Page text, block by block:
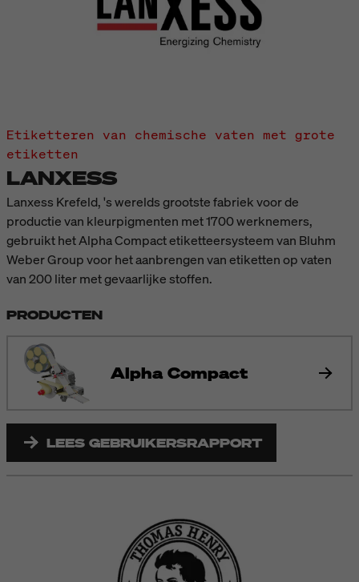
Etiketteren van chemische vaten met grote
etiketten
LANXESS
Lanxess Krefeld, 's werelds grootste fabriek voor de
productie van kleurpigmenten met 1700 werknemers,
gebruikt het Alpha Compact etiketteersysteem van Bluhm
Weber Group voor het aanbrengen van etiketten op vaten
van 200 liter met gevaarlijke stoffen.
PRODUCTEN
Alpha Compact
LEES GEBRUIKERSRAPPORT